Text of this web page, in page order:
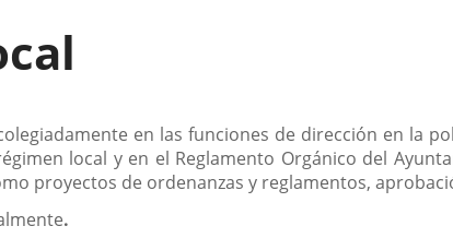
en las funciones de dirección en la
local y en el Reglamento Orgánico del
proyectos de ordenanzas y reglamentos,
.